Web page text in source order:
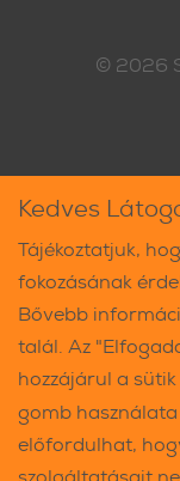
© 2026
Kedves
Tájékoztatjuk,
fokozásának
Bővebb
talál. Az
hozzájárul a
gomb
előfordulhat,